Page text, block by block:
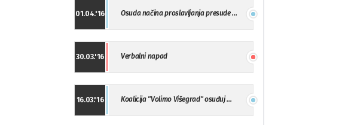
01.04.'16 Osuda načina proslavljanja presude ...
30.03.'16 Verbalni napad
16.03.'16 Koalicija "Volimo Višegrad" osuđuj ...